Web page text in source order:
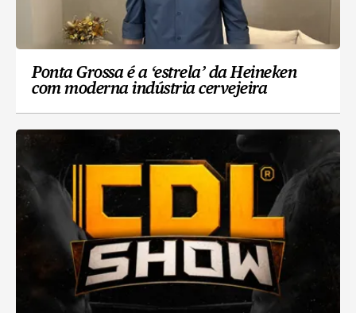
Ponta Grossa é a ‘estrela’ da Heineken
com moderna indústria cervejeira